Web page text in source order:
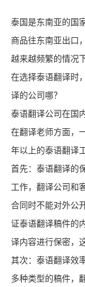
泰国是东南亚的国
商品往东南亚出口
越来越频繁的情况
在选择泰语翻译时
译的公司哪？
泰语翻译公司在国
在翻译老师方面，
年以上的泰语翻译
首先：泰语翻译的
工作，翻译公司和
合同时不能对外公
证泰语翻译稿件的
译内容进行保密，
其次：泰语翻译效
多种类型的稿件，